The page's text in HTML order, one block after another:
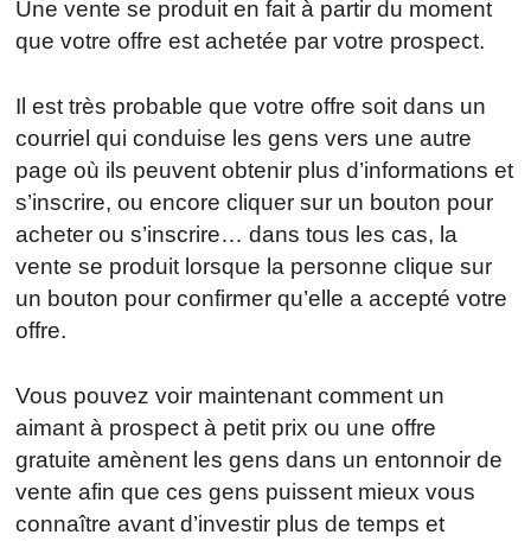
Une vente se produit en fait à partir du moment
que votre offre est achetée par votre prospect.
Il est très probable que votre offre soit dans un
courriel qui conduise les gens vers une autre
page où ils peuvent obtenir plus d’informations et
s’inscrire, ou encore cliquer sur un bouton pour
acheter ou s’inscrire… dans tous les cas, la
vente se produit lorsque la personne clique sur
un bouton pour confirmer qu’elle a accepté votre
offre.
Vous pouvez voir maintenant comment un
aimant à prospect à petit prix ou une offre
gratuite amènent les gens dans un entonnoir de
vente afin que ces gens puissent mieux vous
connaître avant d’investir plus de temps et